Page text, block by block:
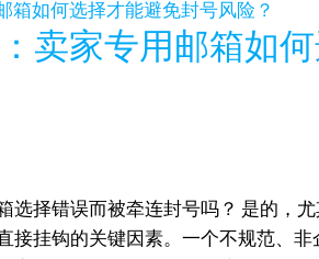
卖家专用邮箱如
选择错误而被牵连封号吗？ 是的，
接挂钩的关键因素。一个不规范、